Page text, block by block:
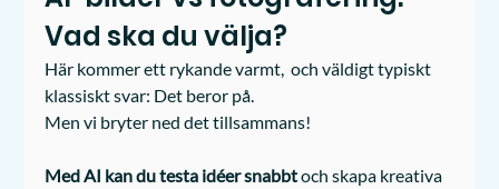
Vad ska du välja?
Här kommer ett rykande varmt,  och väldigt typiskt
klassiskt svar: Det beror på.
Men vi bryter ned det tillsammans!
Med AI kan du testa idéer snabbt och skapa kreativa